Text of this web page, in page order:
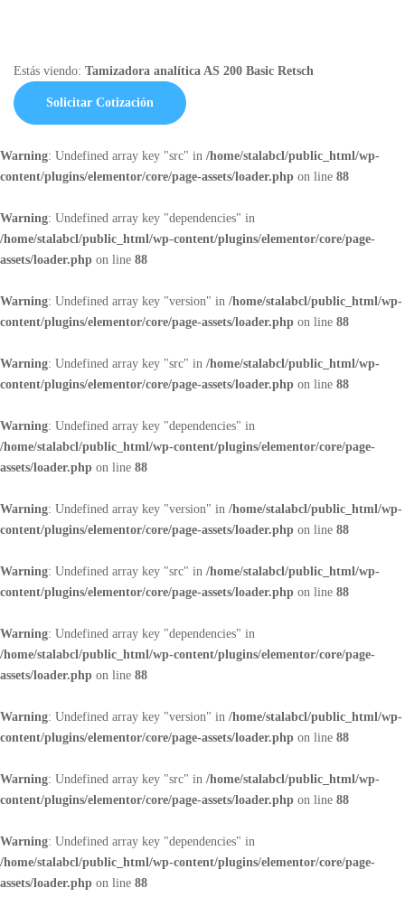
Estás viendo: Tamizadora analítica AS 200 Basic Retsch
Solicitar Cotización
Warning: Undefined array key "src" in /home/stalabcl/public_html/wp-
content/plugins/elementor/core/page-assets/loader.php on line 88
Warning: Undefined array key "dependencies" in
/home/stalabcl/public_html/wp-content/plugins/elementor/core/page-
assets/loader.php on line 88
Warning: Undefined array key "version" in /home/stalabcl/public_html/wp-
content/plugins/elementor/core/page-assets/loader.php on line 88
Warning: Undefined array key "src" in /home/stalabcl/public_html/wp-
content/plugins/elementor/core/page-assets/loader.php on line 88
Warning: Undefined array key "dependencies" in
/home/stalabcl/public_html/wp-content/plugins/elementor/core/page-
assets/loader.php on line 88
Warning: Undefined array key "version" in /home/stalabcl/public_html/wp-
content/plugins/elementor/core/page-assets/loader.php on line 88
Warning: Undefined array key "src" in /home/stalabcl/public_html/wp-
content/plugins/elementor/core/page-assets/loader.php on line 88
Warning: Undefined array key "dependencies" in
/home/stalabcl/public_html/wp-content/plugins/elementor/core/page-
assets/loader.php on line 88
Warning: Undefined array key "version" in /home/stalabcl/public_html/wp-
content/plugins/elementor/core/page-assets/loader.php on line 88
Warning: Undefined array key "src" in /home/stalabcl/public_html/wp-
content/plugins/elementor/core/page-assets/loader.php on line 88
Warning: Undefined array key "dependencies" in
/home/stalabcl/public_html/wp-content/plugins/elementor/core/page-
assets/loader.php on line 88